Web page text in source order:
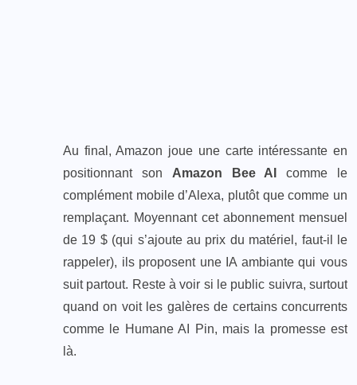
Au final, Amazon joue une carte intéressante en
positionnant son Amazon Bee AI
comme le
complément mobile d’Alexa, plutôt que comme un
remplaçant. Moyennant cet abonnement mensuel
de 19 $ (qui s’ajoute au prix du matériel, faut-il le
rappeler), ils proposent une IA ambiante qui vous
suit partout. Reste à voir si le public suivra, surtout
quand on voit les galères de certains concurrents
comme le Humane AI Pin, mais la promesse est
là.